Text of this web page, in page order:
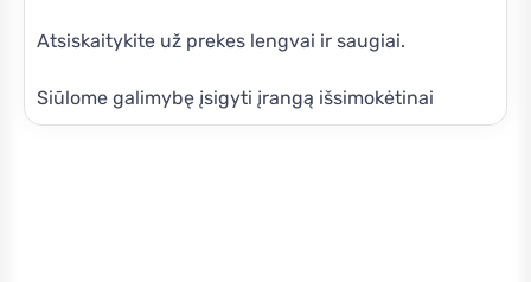
Atsiskaitykite už prekes lengvai ir saugiai.
Siūlome galimybę įsigyti įrangą išsimokėtinai